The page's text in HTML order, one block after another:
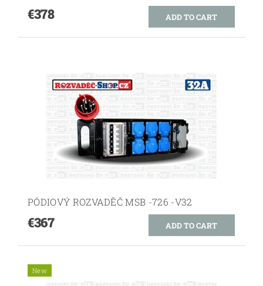
€378
PÓDIOVÝ ROZVADĚČ MSB -726 -V32
€367
New